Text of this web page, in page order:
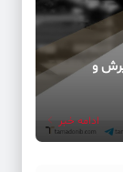
و
ادامه خبر